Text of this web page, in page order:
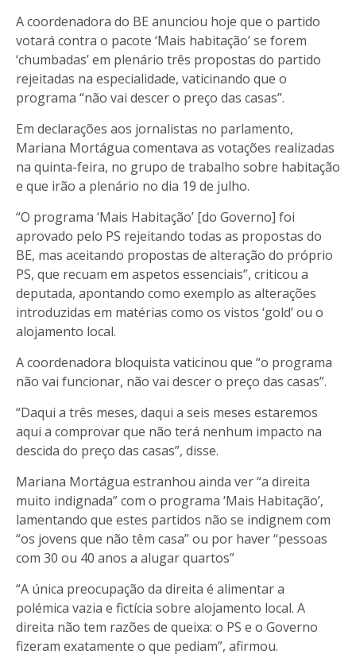
A coordenadora do BE anunciou hoje que o partido
votará contra o pacote ‘Mais habitação’ se forem
‘chumbadas’ em plenário três propostas do partido
rejeitadas na especialidade, vaticinando que o
programa “não vai descer o preço das casas”.
Em declarações aos jornalistas no parlamento,
Mariana Mortágua comentava as votações realizadas
na quinta-feira, no grupo de trabalho sobre habitação
e que irão a plenário no dia 19 de julho.
“O programa ‘Mais Habitação’ [do Governo] foi
aprovado pelo PS rejeitando todas as propostas do
BE, mas aceitando propostas de alteração do próprio
PS, que recuam em aspetos essenciais”, criticou a
deputada, apontando como exemplo as alterações
introduzidas em matérias como os vistos ‘gold’ ou o
alojamento local.
A coordenadora bloquista vaticinou que “o programa
não vai funcionar, não vai descer o preço das casas”.
“Daqui a três meses, daqui a seis meses estaremos
aqui a comprovar que não terá nenhum impacto na
descida do preço das casas”, disse.
Mariana Mortágua estranhou ainda ver “a direita
muito indignada” com o programa ‘Mais Habitação’,
lamentando que estes partidos não se indignem com
“os jovens que não têm casa” ou por haver “pessoas
com 30 ou 40 anos a alugar quartos”
“A única preocupação da direita é alimentar a
polémica vazia e fictícia sobre alojamento local. A
direita não tem razões de queixa: o PS e o Governo
fizeram exatamente o que pediam”, afirmou.